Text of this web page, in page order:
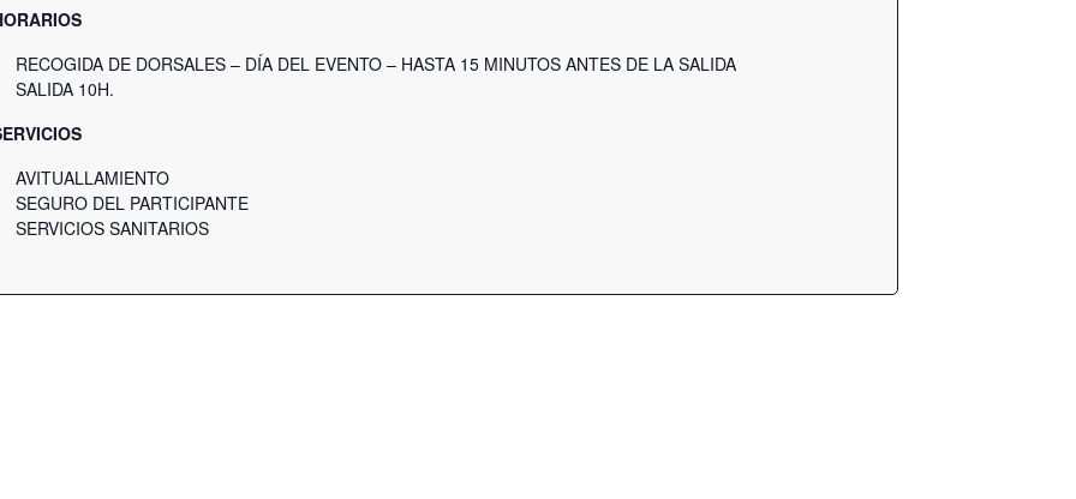
RECOGIDA DE DORSALES – DÍA DEL EVENTO – HASTA 15 MINUTOS ANTES DE LA SALIDA
SALIDA 10H.
AVITUALLAMIENTO
SEGURO DEL PARTICIPANTE
SERVICIOS SANITARIOS